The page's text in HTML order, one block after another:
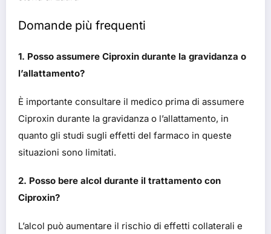
Domande più frequenti
1. Posso assumere Ciproxin durante la gravidanza o
l’allattamento?
È importante consultare il medico prima di assumere
Ciproxin durante la gravidanza o l’allattamento, in
quanto gli studi sugli effetti del farmaco in queste
situazioni sono limitati.
2. Posso bere alcol durante il trattamento con
Ciproxin?
L’alcol può aumentare il rischio di effetti collaterali e